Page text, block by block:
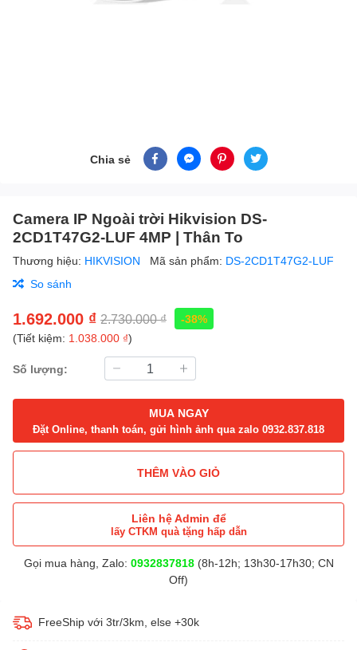
Chia sẻ
Camera IP Ngoài trời Hikvision DS-
2CD1T47G2-LUF 4MP | Thân To
Thương hiệu: HIKVISION Mã sản phẩm: DS-2CD1T47G2-LUF
So sánh
1.692.000 ₫ 2.730.000 ₫
-38%
(Tiết kiệm: 1.038.000 ₫)
Số lượng:
MUA NGAY
Đặt Online, thanh toán, gửi hình ảnh qua zalo 0932.837.818
THÊM VÀO GIỎ
Liên hệ Admin để
lấy CTKM quà tặng hấp dẫn
Gọi mua hàng, Zalo: 0932837818(8h-12h; 13h30-17h30; CN
Off)
FreeShip với 3tr/3km, else +30k